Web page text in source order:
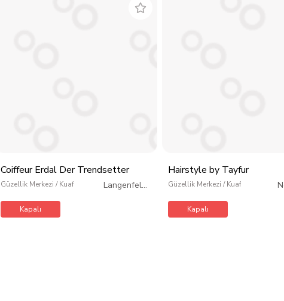
Coiffeur Erdal Der Trendsetter
Güzellik Merkezi / Kuaför / Kişisel Bakım
Langenfeld
Kapalı
Hairstyle by Tayfur
Güzellik Merkezi / Kuaför / Kişisel
Kapalı